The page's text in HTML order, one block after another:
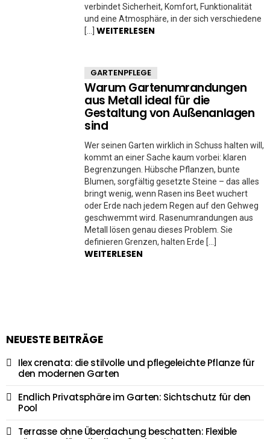
verbindet Sicherheit, Komfort, Funktionalität
und eine Atmosphäre, in der sich verschiedene
[…] WEITERLESEN
GARTENPFLEGE
Warum Gartenumrandungen
aus Metall ideal für die
Gestaltung von Außenanlagen
sind
Wer seinen Garten wirklich in Schuss halten will,
kommt an einer Sache kaum vorbei: klaren
Begrenzungen. Hübsche Pflanzen, bunte
Blumen, sorgfältig gesetzte Steine – das alles
bringt wenig, wenn Rasen ins Beet wuchert
oder Erde nach jedem Regen auf den Gehweg
geschwemmt wird. Rasenumrandungen aus
Metall lösen genau dieses Problem. Sie
definieren Grenzen, halten Erde […]
WEITERLESEN
NEUESTE BEITRÄGE
Ilex crenata: die stilvolle und pflegeleichte Pflanze für
den modernen Garten
Endlich Privatsphäre im Garten: Sichtschutz für den
Pool
Terrasse ohne Überdachung beschatten: Flexible